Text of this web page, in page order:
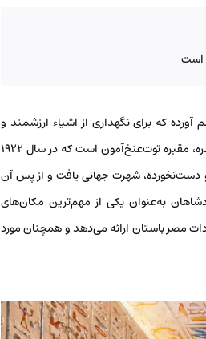
است
که برای نگهداری از اشیاء ارزشمند و
آماده‌سازی برای زندگی پس از مرگ مناسب بود. یکی از معروف‌ترین مقبره‌های این دره، مقبره توت‌عنخ‌آمون است که در سال ۱۹۲۲
دست‌نخورده، شهرت جهانی یافت و از پس آن
به‌عنوان یکی از مهم‌ترین مکان‌های
مصر باستان ارائه می‌دهد و همچنان مورد